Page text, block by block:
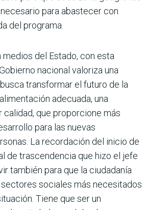
para abastecer con
del programa.
medios del Estado, con esta
nacional valoriza una
transformar el futuro de la
adecuada, una
calidad, que proporcione más
para las nuevas
La recorda­ción del inicio de
de trascendencia que hizo el jefe
también para que la ciudadanía
sociales más necesitados
Tiene que ser un